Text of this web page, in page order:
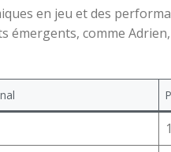
en jeu et des
émergents, comme